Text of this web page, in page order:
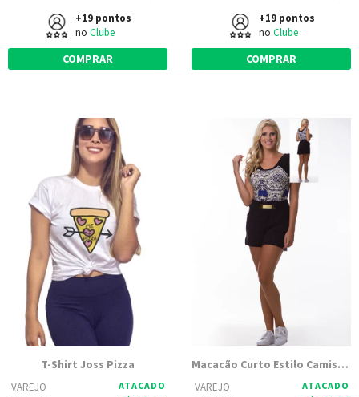
+19 pontos
no Clube
COMPRAR
+19 pontos
no Clube
COMPRAR
T-Shirt Joss Pizza
VAREJO ATACADO
Macacão Curto Estilo Camiseta com Bolsos | Luana 1295
VAREJO ATACADO